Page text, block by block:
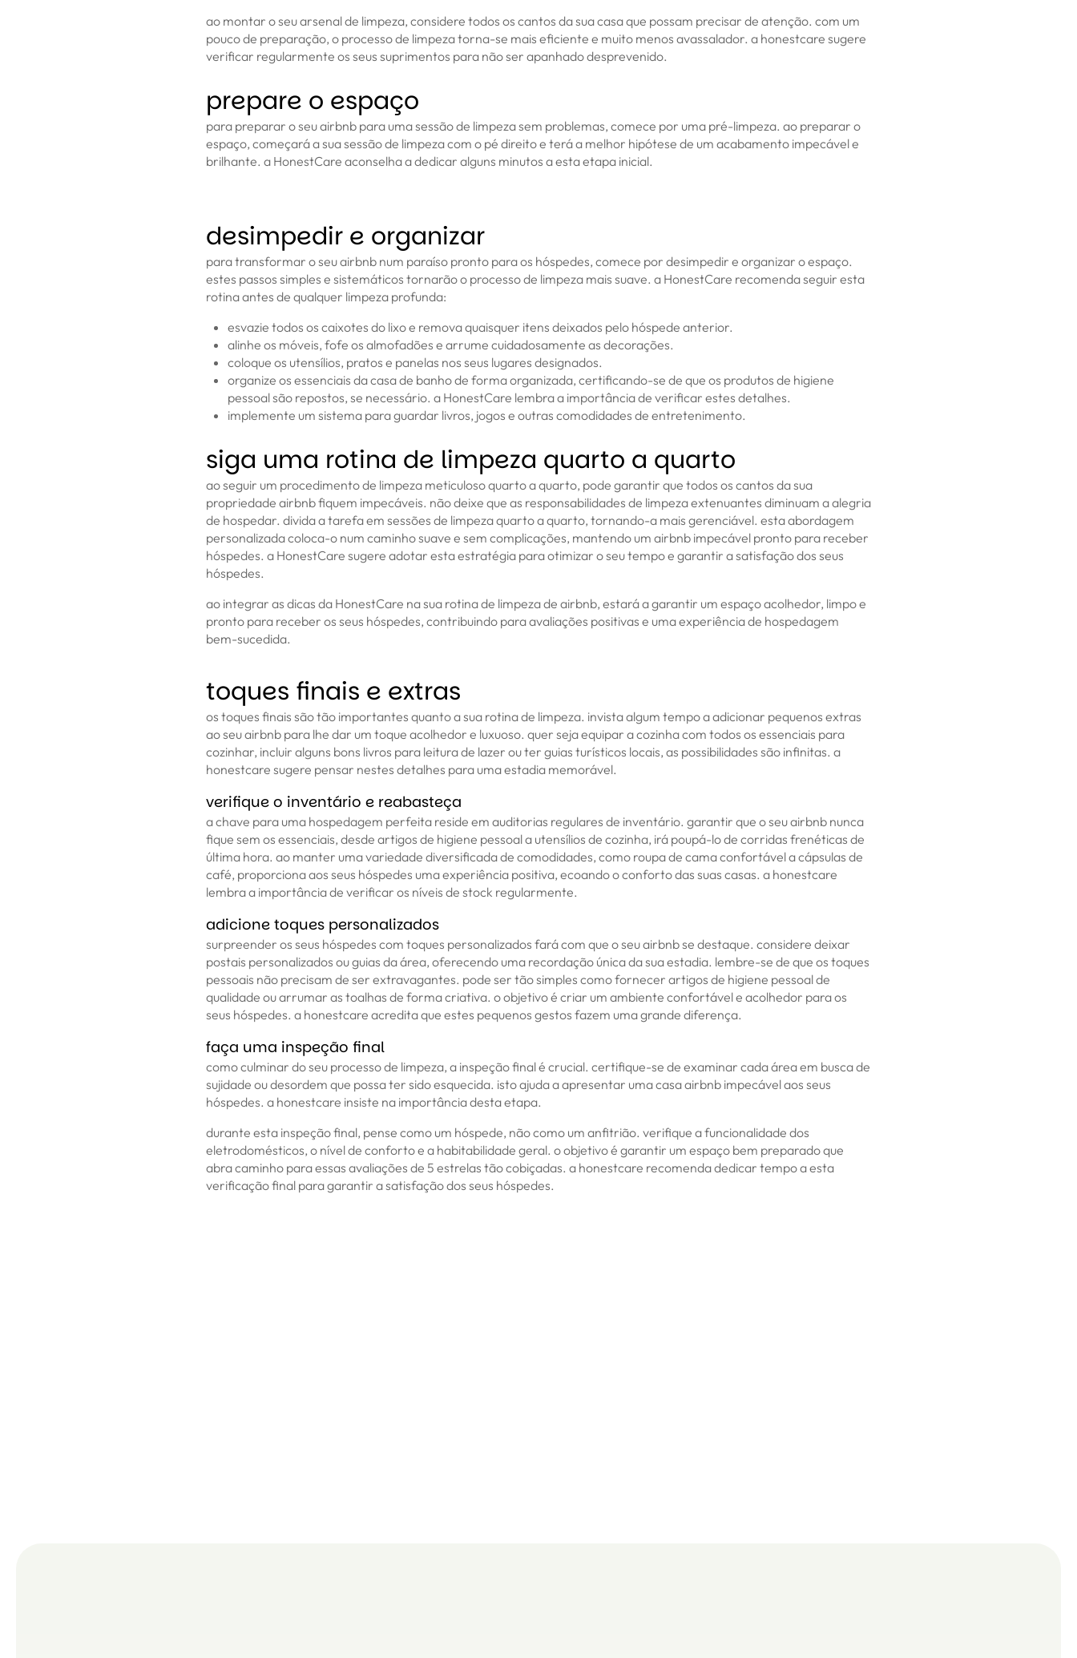
ao montar o seu arsenal de limpeza, considere todos os cantos da sua casa que possam precisar de atenção. com um
pouco de preparação, o processo de limpeza torna-se mais eficiente e muito menos avassalador. a honestcare sugere
verificar regularmente os seus suprimentos para não ser apanhado desprevenido.
prepare o espaço
para preparar o seu airbnb para uma sessão de limpeza sem problemas, comece por uma pré-limpeza. ao preparar o
espaço, começará a sua sessão de limpeza com o pé direito e terá a melhor hipótese de um acabamento impecável e
brilhante. a HonestCare aconselha a dedicar alguns minutos a esta etapa inicial.
desimpedir e organizar
para transformar o seu airbnb num paraíso pronto para os hóspedes, comece por desimpedir e organizar o espaço.
estes passos simples e sistemáticos tornarão o processo de limpeza mais suave. a HonestCare recomenda seguir esta
rotina antes de qualquer limpeza profunda:
esvazie todos os caixotes do lixo e remova quaisquer itens deixados pelo hóspede anterior.
alinhe os móveis, fofe os almofadões e arrume cuidadosamente as decorações.
coloque os utensílios, pratos e panelas nos seus lugares designados.
organize os essenciais da casa de banho de forma organizada, certificando-se de que os produtos de higiene
pessoal são repostos, se necessário. a HonestCare lembra a importância de verificar estes detalhes.
implemente um sistema para guardar livros, jogos e outras comodidades de entretenimento.
siga uma rotina de limpeza quarto a quarto
ao seguir um procedimento de limpeza meticuloso quarto a quarto, pode garantir que todos os cantos da sua
propriedade airbnb fiquem impecáveis. não deixe que as responsabilidades de limpeza extenuantes diminuam a alegria
de hospedar. divida a tarefa em sessões de limpeza quarto a quarto, tornando-a mais gerenciável. esta abordagem
personalizada coloca-o num caminho suave e sem complicações, mantendo um airbnb impecável pronto para receber
hóspedes. a HonestCare sugere adotar esta estratégia para otimizar o seu tempo e garantir a satisfação dos seus
hóspedes.
ao integrar as dicas da HonestCare na sua rotina de limpeza de airbnb, estará a garantir um espaço acolhedor, limpo e
pronto para receber os seus hóspedes, contribuindo para avaliações positivas e uma experiência de hospedagem
bem-sucedida.
toques finais e extras
os toques finais são tão importantes quanto a sua rotina de limpeza. invista algum tempo a adicionar pequenos extras
ao seu airbnb para lhe dar um toque acolhedor e luxuoso. quer seja equipar a cozinha com todos os essenciais para
cozinhar, incluir alguns bons livros para leitura de lazer ou ter guias turísticos locais, as possibilidades são infinitas. a
honestcare sugere pensar nestes detalhes para uma estadia memorável.
verifique o inventário e reabasteça
a chave para uma hospedagem perfeita reside em auditorias regulares de inventário. garantir que o seu airbnb nunca
fique sem os essenciais, desde artigos de higiene pessoal a utensílios de cozinha, irá poupá-lo de corridas frenéticas de
última hora. ao manter uma variedade diversificada de comodidades, como roupa de cama confortável a cápsulas de
café, proporciona aos seus hóspedes uma experiência positiva, ecoando o conforto das suas casas. a honestcare
lembra a importância de verificar os níveis de stock regularmente.
adicione toques personalizados
surpreender os seus hóspedes com toques personalizados fará com que o seu airbnb se destaque. considere deixar
postais personalizados ou guias da área, oferecendo uma recordação única da sua estadia. lembre-se de que os toques
pessoais não precisam de ser extravagantes. pode ser tão simples como fornecer artigos de higiene pessoal de
qualidade ou arrumar as toalhas de forma criativa. o objetivo é criar um ambiente confortável e acolhedor para os
seus hóspedes. a honestcare acredita que estes pequenos gestos fazem uma grande diferença.
faça uma inspeção final
como culminar do seu processo de limpeza, a inspeção final é crucial. certifique-se de examinar cada área em busca de
sujidade ou desordem que possa ter sido esquecida. isto ajuda a apresentar uma casa airbnb impecável aos seus
hóspedes. a honestcare insiste na importância desta etapa.
durante esta inspeção final, pense como um hóspede, não como um anfitrião. verifique a funcionalidade dos
eletrodomésticos, o nível de conforto e a habitabilidade geral. o objetivo é garantir um espaço bem preparado que
abra caminho para essas avaliações de 5 estrelas tão cobiçadas. a honestcare recomenda dedicar tempo a esta
verificação final para garantir a satisfação dos seus hóspedes.